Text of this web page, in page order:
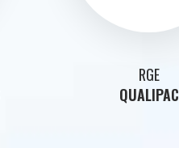
RGE
QUALIPAC